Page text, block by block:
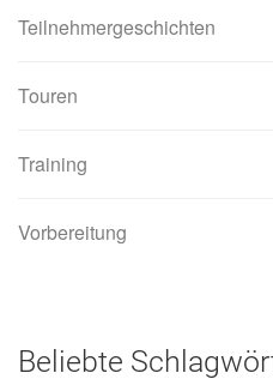
Teilnehmergeschichten
Touren
Training
Vorbereitung
Beliebte